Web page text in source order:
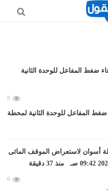
0
المفاعل للوحدة الثانية لمحطة
0